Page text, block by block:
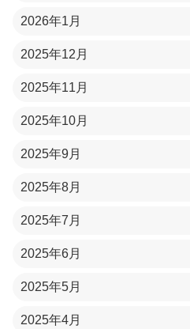
2026年1月
2025年12月
2025年11月
2025年10月
2025年9月
2025年8月
2025年7月
2025年6月
2025年5月
2025年4月